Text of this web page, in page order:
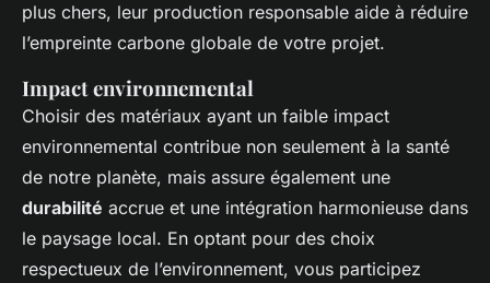
plus chers, leur production responsable aide à réduire
l’empreinte carbone globale de votre projet.
Impact environnemental
Choisir des matériaux ayant un faible impact
environnemental contribue non seulement à la santé
de notre planète, mais assure également une
durabilité accrue et une intégration harmonieuse dans
le paysage local. En optant pour des choix
respectueux de l’environnement, vous participez